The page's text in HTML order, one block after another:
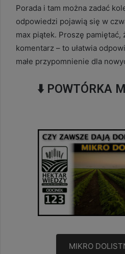
Porada i tam można zadać
odpowiedzi pojawią się w
max piątek. Proszę pamiętać,
komentarz – to ułatwia
małe przypomnienie dla
⬇️ POWTÓRKA
MIKRO